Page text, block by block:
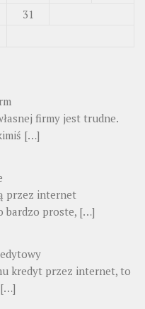
31
firmy jest trudne.
[…]
przez internet
bardzo proste, […]
kredyt przez internet, to
[…]